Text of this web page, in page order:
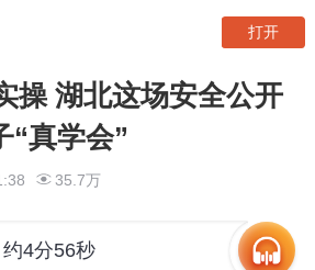
打开
操 湖北这场安全公开
“真学会”
35.7万
4分56秒